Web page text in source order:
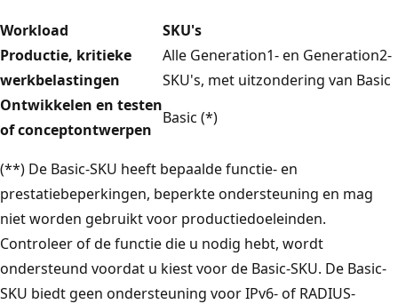
Workload
SKU's
Productie, kritieke
werkbelastingen
Alle Generation1- en Generation2-
SKU's, met uitzondering van Basic
Ontwikkelen en testen
of conceptontwerpen
Basic (*)
(**) De Basic-SKU heeft bepaalde functie- en
prestatiebeperkingen, beperkte ondersteuning en mag
niet worden gebruikt voor productiedoeleinden.
Controleer of de functie die u nodig hebt, wordt
ondersteund voordat u kiest voor de Basic-SKU. De Basic-
SKU biedt geen ondersteuning voor IPv6- of RADIUS-